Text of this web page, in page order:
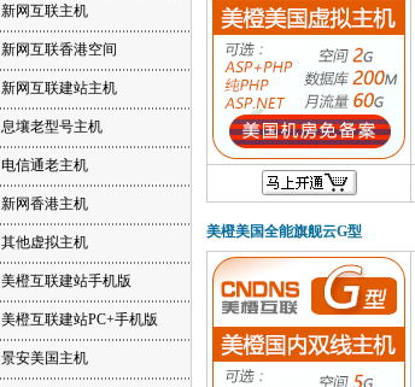
新网互联主机
新网互联香港空间
新网互联建站主机
息壤老型号主机
电信通老主机
新网香港主机
其他虚拟主机
美橙互联建站手机版
美橙互联建站PC+手机版
景安美国主机
美橙美国全能旗舰云G型